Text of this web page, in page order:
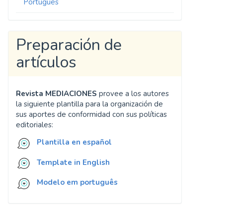
Preparación de
artículos
Revista MEDIACIONES provee a los autores
la siguiente plantilla para la organización de
sus aportes de conformidad con sus políticas
editoriales:
Plantilla en español
Template in English
Modelo em português